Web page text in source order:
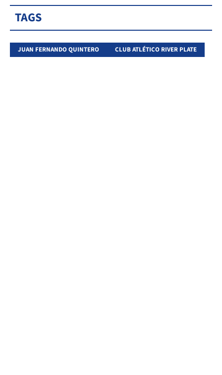
TAGS
JUAN FERNANDO QUINTERO CLUB ATLÉTICO RIVER PLATE